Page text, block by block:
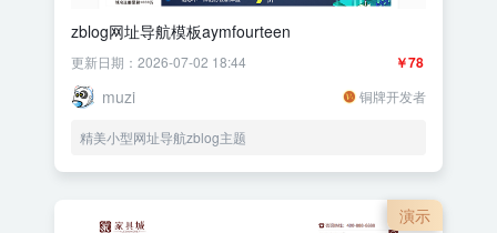
zblog网址导航模板aymfourteen
￥78
更新日期：2026-07-02 18:44
muzi 铜牌开发者
精美小型网址导航zblog主题
演示